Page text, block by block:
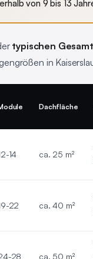
von 9 bis 13
typischen
in
Dachfläche
14 ca. 25 m²
22 ca. 40 m²
28 ca. 50 m²